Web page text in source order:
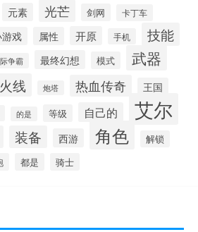
元素 光芒 剑网 卡丁车
戏 属性 开原 手机 技能
争霸 最终幻想 模式 武器
火线 炮塔 热血传奇 王国
的是 等级 自己的 艾尔
装备 西游 角色 解锁
都是 骑士